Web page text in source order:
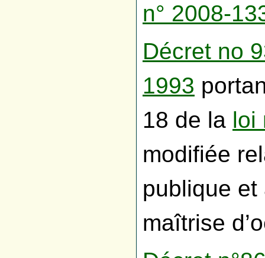
n° 2008-
Décret no
1993
18 de la loi
modifiée
publique
maîtrise